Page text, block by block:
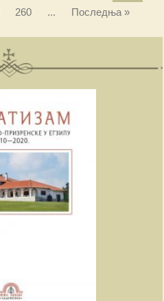
260 ... Последња »